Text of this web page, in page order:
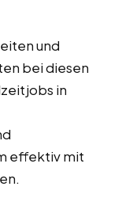
und
bei diesen
in
effektiv mit